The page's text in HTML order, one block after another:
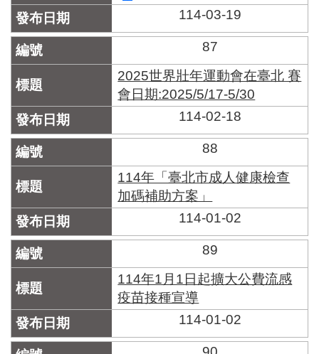
114-03-19
87
2025世界壯年運動會在臺北 賽
會日期:2025/5/17-5/30
114-02-18
88
114年「臺北市成人健康檢查
加碼補助方案」
114-01-02
89
114年1月1日起擴大公費流感
疫苗接種宣導
114-01-02